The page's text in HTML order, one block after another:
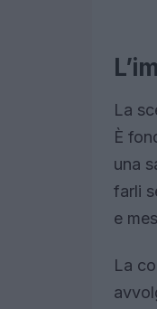
La
È
una
farli
e
La